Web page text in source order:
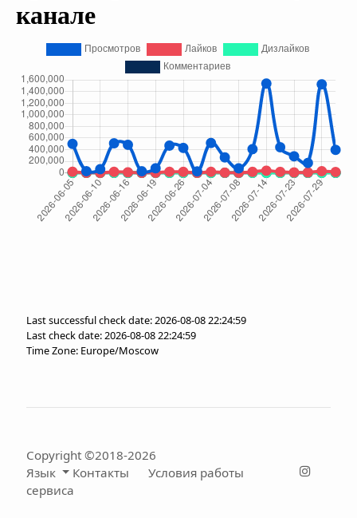
канале
Last successful check date: 2026-08-08 22:24:59
Last check date: 2026-08-08 22:24:59
Time Zone: Europe/Moscow
Copyright ©2018-2026
Язык
Контакты
Условия работы
сервиса